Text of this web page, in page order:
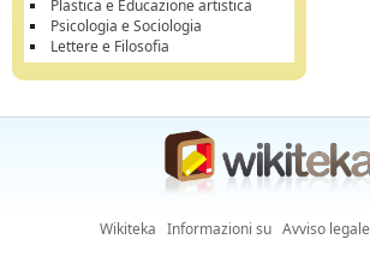
Plastica e Educazione artistica
Psicologia e Sociologia
Lettere e Filosofia
Wikiteka Informazioni su Avviso legale